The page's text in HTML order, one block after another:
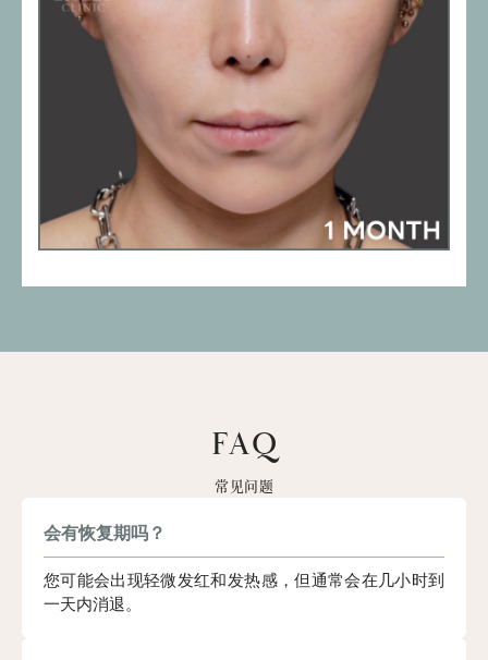
FAQ
常见问题
会有恢复期吗？
您可能会出现轻微发红和发热感，但通常会在几小时到
一天内消退。